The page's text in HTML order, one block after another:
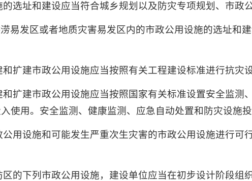
选址和建设应当符合城乡规划以及防灾专项规划、市政
易发区或者地质灾害易发区内的市政公用设施的选址和
扩建市政公用设施应当按照有关工程建设标准进行抗灾
扩建市政公用设施应当按照国家有关标准设置安全监
使用。安全监测、健康监测、应急自动处置和防灾设施
用设施和可能发生严重次生灾害的市政公用设施进行
的下列市政公用设施，建设单位应当在初步设计阶段组